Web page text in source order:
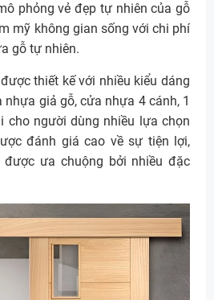
phỏng vẻ đẹp tự nhiên của gỗ
mỹ không gian sống với chi phí
gỗ tự nhiên.
thiết kế với nhiều kiểu dáng
giả gỗ, cửa nhựa 4 cánh, 1
cho người dùng nhiều lựa chọn
đánh giá cao về sự tiện lợi,
ưa chuộng bởi nhiều đặc